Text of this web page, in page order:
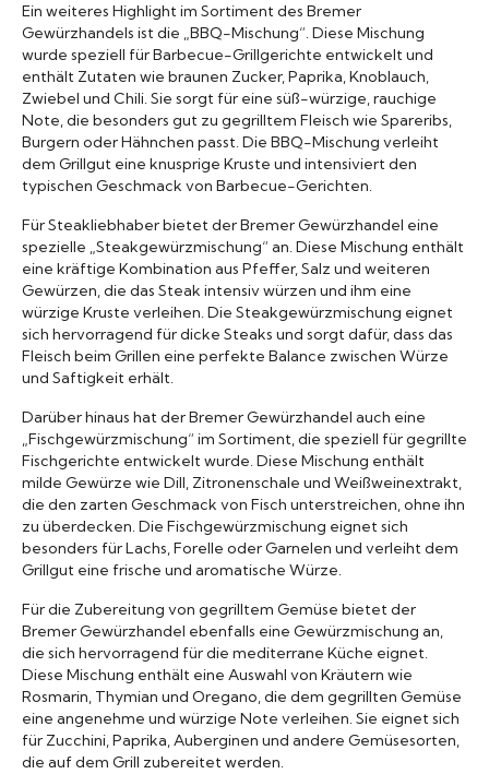
Ein weiteres Highlight im Sortiment des Bremer
Gewürzhandels ist die „BBQ-Mischung“. Diese Mischung
wurde speziell für Barbecue-Grillgerichte entwickelt und
enthält Zutaten wie braunen Zucker, Paprika, Knoblauch,
Zwiebel und Chili. Sie sorgt für eine süß-würzige, rauchige
Note, die besonders gut zu gegrilltem Fleisch wie Spareribs,
Burgern oder Hähnchen passt. Die BBQ-Mischung verleiht
dem Grillgut eine knusprige Kruste und intensiviert den
typischen Geschmack von Barbecue-Gerichten.
Für Steakliebhaber bietet der Bremer Gewürzhandel eine
spezielle „Steakgewürzmischung“ an. Diese Mischung enthält
eine kräftige Kombination aus Pfeffer, Salz und weiteren
Gewürzen, die das Steak intensiv würzen und ihm eine
würzige Kruste verleihen. Die Steakgewürzmischung eignet
sich hervorragend für dicke Steaks und sorgt dafür, dass das
Fleisch beim Grillen eine perfekte Balance zwischen Würze
und Saftigkeit erhält.
Darüber hinaus hat der Bremer Gewürzhandel auch eine
„Fischgewürzmischung“ im Sortiment, die speziell für gegrillte
Fischgerichte entwickelt wurde. Diese Mischung enthält
milde Gewürze wie Dill, Zitronenschale und Weißweinextrakt,
die den zarten Geschmack von Fisch unterstreichen, ohne ihn
zu überdecken. Die Fischgewürzmischung eignet sich
besonders für Lachs, Forelle oder Garnelen und verleiht dem
Grillgut eine frische und aromatische Würze.
Für die Zubereitung von gegrilltem Gemüse bietet der
Bremer Gewürzhandel ebenfalls eine Gewürzmischung an,
die sich hervorragend für die mediterrane Küche eignet.
Diese Mischung enthält eine Auswahl von Kräutern wie
Rosmarin, Thymian und Oregano, die dem gegrillten Gemüse
eine angenehme und würzige Note verleihen. Sie eignet sich
für Zucchini, Paprika, Auberginen und andere Gemüsesorten,
die auf dem Grill zubereitet werden.